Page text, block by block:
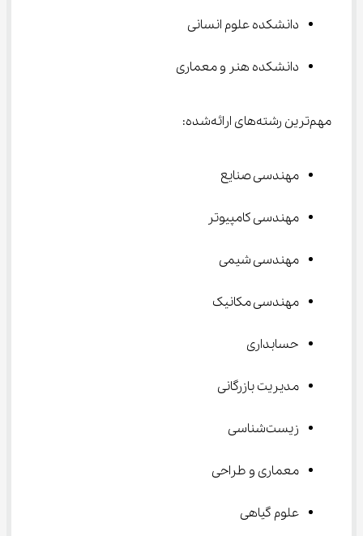
دانشکده علوم انسانی
دانشکده هنر و معماری
مهم‌ترین رشته‌های ارائه‌شده:
مهندسی صنایع
مهندسی کامپیوتر
مهندسی شیمی
مهندسی مکانیک
حسابداری
مدیریت بازرگانی
زیست‌شناسی
معماری و طراحی
علوم گیاهی